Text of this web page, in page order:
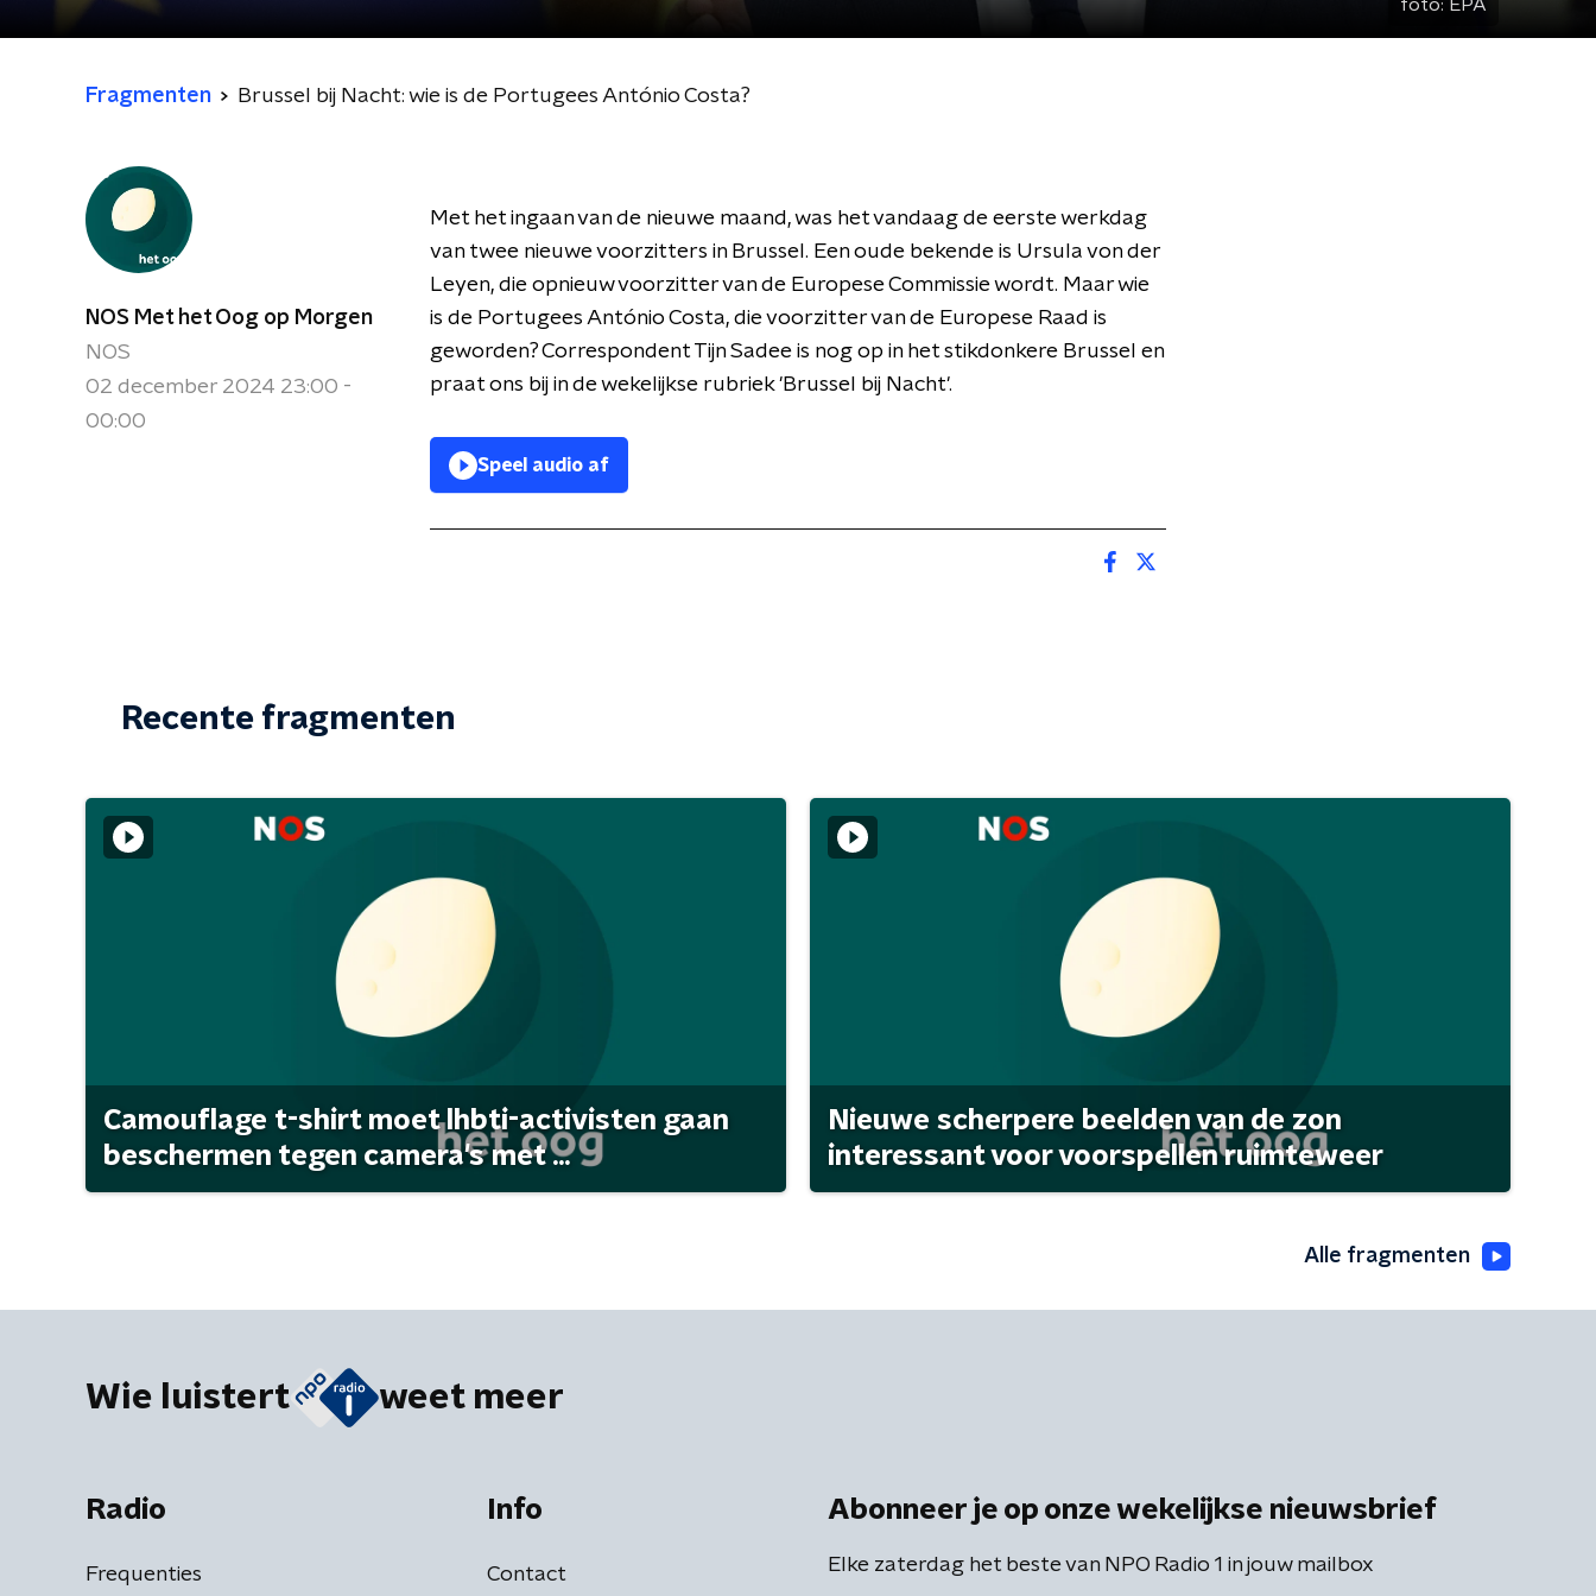
foto: EPA
Fragmenten Brussel bij Nacht: wie is de Portugees António Costa?
NOS Met het Oog op Morgen
NOS
02 december 2024 23:00 -
00:00
Met het ingaan van de nieuwe maand, was het vandaag de eerste werkdag
van twee nieuwe voorzitters in Brussel. Een oude bekende is Ursula von der
Leyen, die opnieuw voorzitter van de Europese Commissie wordt. Maar wie
is de Portugees António Costa, die voorzitter van de Europese Raad is
geworden? Correspondent Tijn Sadee is nog op in het stikdonkere Brussel en
praat ons bij in de wekelijkse rubriek 'Brussel bij Nacht'.
Speel audio af
Recente fragmenten
Camouflage t-shirt moet lhbti-activisten gaan
beschermen tegen camera's met ...
Nieuwe scherpere beelden van de zon
interessant voor voorspellen ruimteweer
Alle fragmenten
Wie luistert weet meer
Radio
Frequenties
Info
Contact
Abonneer je op onze wekelijkse nieuwsbrief
Elke zaterdag het beste van NPO Radio 1 in jouw mailbox